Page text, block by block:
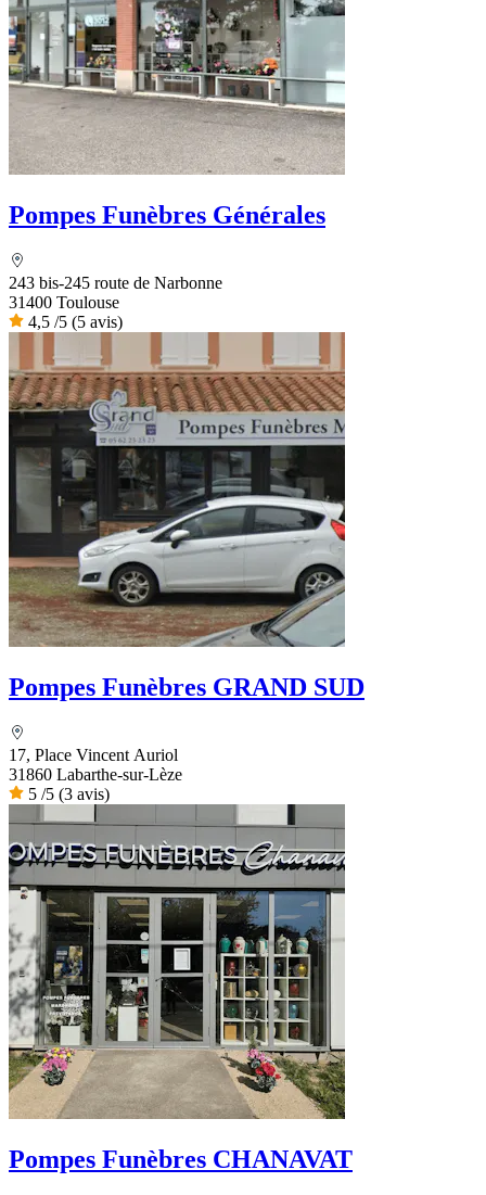
Pompes Funèbres Générales
243 bis-245 route de Narbonne
31400 Toulouse
4,5 /5 (5 avis)
Pompes Funèbres GRAND SUD
17, Place Vincent Auriol
31860 Labarthe-sur-Lèze
5 /5 (3 avis)
Pompes Funèbres CHANAVAT